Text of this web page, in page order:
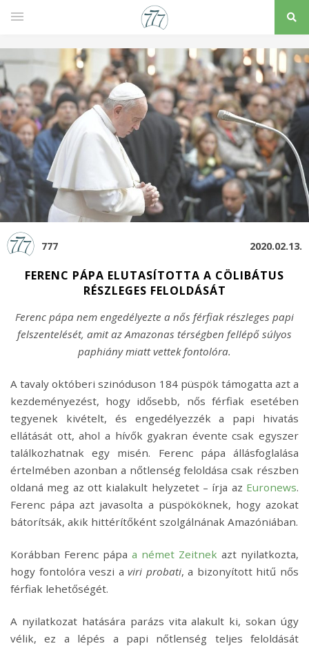
777 2020.02.13.
FERENC PÁPA ELUTASÍTOTTA A CÖLIBÁTUS
RÉSZLEGES FELOLDÁSÁT
Ferenc pápa nem engedélyezte a nős férfiak részleges papi
felszentelését, amit az Amazonas térségben fellépő súlyos
paphiány miatt vettek fontolóra.
A tavaly októberi szinóduson 184 püspök támogatta azt a
kezdeményezést, hogy idősebb, nős férfiak esetében
tegyenek kivételt, és engedélyezzék a papi hivatás
ellátását ott, ahol a hívők gyakran évente csak egyszer
találkozhatnak egy misén. Ferenc pápa állásfoglalása
értelmében azonban a nőtlenség feloldása csak részben
oldaná meg az ott kialakult helyzetet – írja az Euronews.
Ferenc pápa azt javasolta a püspököknek, hogy azokat
bátorítsák, akik hittérítőként szolgálnának Amazóniában.
Korábban Ferenc pápa a német Zeitnek azt nyilatkozta,
hogy fontolóra veszi aviri probati, a bizonyított hitű nős
férfiak lehetőségét.
A nyilatkozat hatására parázs vita alakult ki, sokan úgy
vélik, ez a lépés a papi nőtlenség teljes feloldását